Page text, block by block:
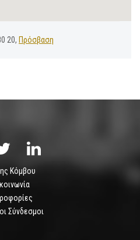
20, Πρόσβαση
Κόμβου
Σύνδεσμοι